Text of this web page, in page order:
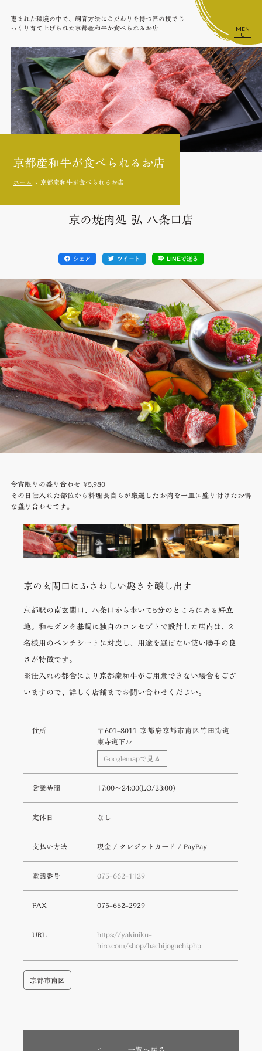
MEN
U
恵まれた環境の中で、飼育方法にこだわりを持つ匠の技でじ
っくり育て上げられた京都産和牛が食べられるお店
京都産和牛が食べられるお店
ホーム 京都産和牛が食べられるお店
京の焼肉処 弘 八条口店
シェア ツイート LINEで送る
今宵限りの盛り合わせ ¥5,980
その日仕入れた部位から料理長自らが厳選したお肉を一皿に盛り付けたお得
な盛り合わせです。
京の玄関口にふさわしい趣きを醸し出す
京都駅の南玄関口、八条口から歩いて5分のところにある好立
地。和モダンを基調に独自のコンセプトで設計した店内は、2
名様用のベンチシートに対応し、用途を選ばない使い勝手の良
さが特徴です。
※仕入れの都合により京都産和牛がご用意できない場合もござ
いますので、詳しく店舗までお問い合わせください。
住所
〒601-8011 京都府京都市南区竹田街道
東寺道下ル
Googlemapで見る
営業時間 17:00〜24:00(LO/23:00)
定休日 なし
支払い方法 現金 / クレジットカード / PayPay
電話番号 075-662-1129
FAX 075-662-2929
URL
https://yakiniku-
hiro.com/shop/hachijoguchi.php
京都市南区